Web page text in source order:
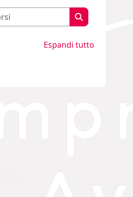
Cerca corsi
Cerca corsi
Espandi tutto